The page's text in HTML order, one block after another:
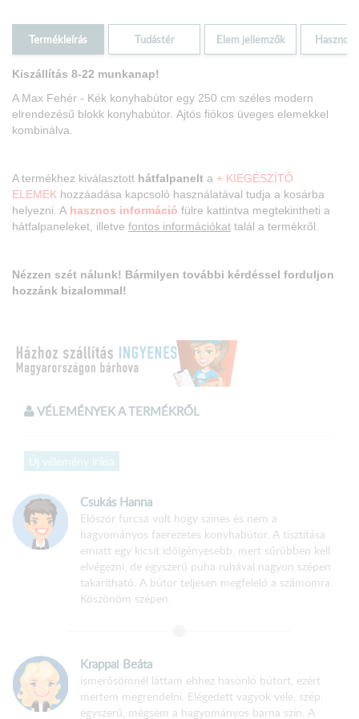
Termékleírás Tudástér Elem jellemzők Hasznos
Kiszállítás 8-22 munkanap!
A Max Fehér - Kék konyhabútor egy 250 cm széles modern
elrendezésű blokk konyhabútor. Ajtós fiókos üveges elemekkel
kombinálva.
A termékhez kiválasztott hátfalpanelt a + KIEGÉSZÍTŐ
ELEMEK hozzáadása kapcsoló használatával tudja a kosárba
helyezni. A hasznos információ fülre kattintva megtekintheti a
hátfalpaneleket, illetve fontos információkat talál a termékről.
Nézzen szét nálunk! Bármilyen további kérdéssel forduljon
hozzánk bizalommal!
Konyhabútor hossza: 250 cm
Alsó elemsor hossza: 200 cm
Felső elemsor hossza: 250 cm
Felső elem magassága : 60 cm
Alsó elem m
élysége: 51 cm
Munkalap mélysége : 60 cm
VÉLEMÉNYEK A TERMÉKRŐL
Új vélemény írása
Csukás Hanna
Először furcsa volt hogy színes és nem a
hagyományos faerezetes konyhabútor. A tisztítása
emiatt egy kicsit időigényesebb, mert sűrűbben kell
elvégezni, de egyszerű puha ruhával nagyon szépen
takarítható. A bútor teljesen megfelelő a számomra.
Köszönöm szépen.
Krappai Beáta
ismerősömnél láttam ehhez hasonló bútort, ezért
mertem megrendelni. Elégedett vagyok vele, szép,
egyszerű, mégsem a hagyományos barna szín. A